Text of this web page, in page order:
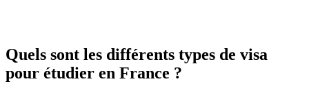
Quels sont les différents types de visa
pour étudier en France ?